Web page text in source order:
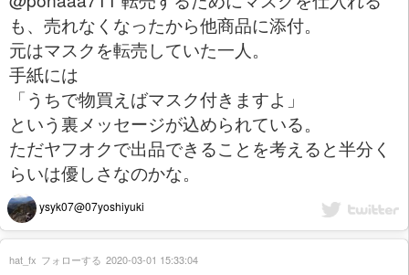
も、売れなくなったから他商品に添付。
元はマスクを転売していた一人。
手紙には
「うちで物買えばマスク付きますよ」
という裏メッセージが込められている。
ただヤフオクで出品できることを考えると半分く
らいは優しさなのかな。
ysyk07@07yoshiyuki
hat_fx フォローする 2020-03-01 15:33:04